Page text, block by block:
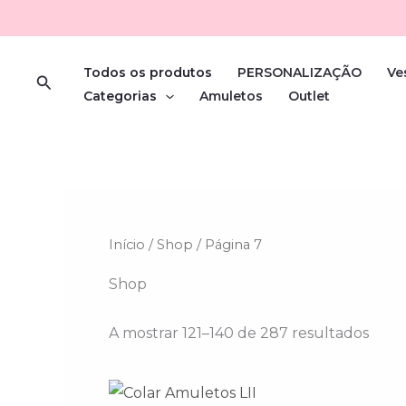
to
SearchTodos os produtos PERSONALIZAÇÃO
Categorias
Amuletos Outlet
Início /Shop / Página 7
Shop
A mostrar 121–140 de 287 resultados